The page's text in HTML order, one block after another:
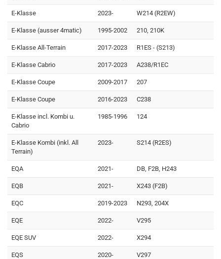
E-Klasse 2023- W214 (R2EW)
E-Klasse (ausser 4matic) 1995-2002 210, 210K
E-Klasse All-Terrain 2017-2023 R1ES - (S213)
E-Klasse Cabrio 2017-2023 A238/R1EC
E-Klasse Coupe 2009-2017 207
E-Klasse Coupe 2016-2023 C238
E-Klasse incl. Kombi u.
Cabrio
1985-1996 124
E-Klasse Kombi (inkl. All
Terrain)
2023- S214 (R2ES)
EQA 2021- DB, F2B, H243
EQB 2021- X243 (F2B)
EQC 2019-2023 N293, 204X
EQE 2022- V295
EQE SUV 2022- X294
EQS 2020- V297